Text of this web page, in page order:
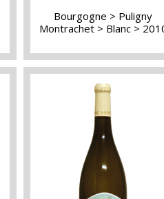
Bourgogne
Puligny
Montrachet
Blanc